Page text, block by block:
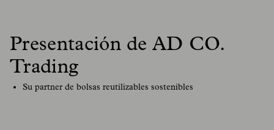
Presentación de AD CO.
Trading
Su partner de bolsas reutilizables sostenibles